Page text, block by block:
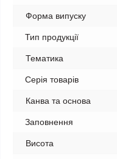
Форма випуску
Тип продукції
Тематика
Серія товарів
Канва та основа
Заповнення
Висота